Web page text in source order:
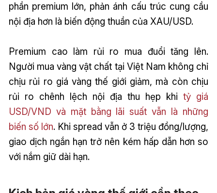
phần premium lớn, phản ánh cấu trúc cung cầu
nội địa hơn là biến động thuần của XAU/USD.
Premium cao làm rủi ro mua đuổi tăng lên.
Người mua vàng vật chất tại Việt Nam không chỉ
chịu rủi ro giá vàng thế giới giảm, mà còn chịu
rủi ro chênh lệch nội địa thu hẹp khitỷ giá
USD/VND và mặt bằng lãi suất vẫn là những
biến số lớn. Khi spread vẫn ở 3 triệu đồng/lượng,
giao dịch ngắn hạn trở nên kém hấp dẫn hơn so
với nắm giữ dài hạn.